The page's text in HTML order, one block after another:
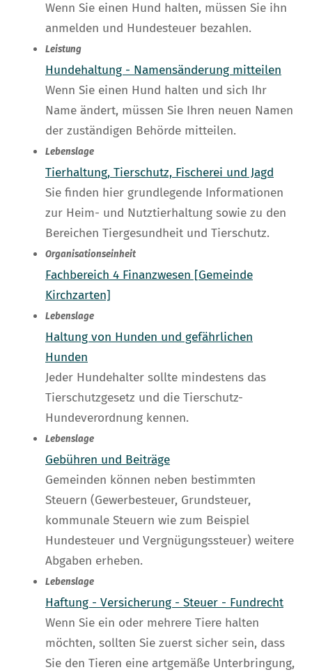
Wenn Sie einen Hund halten, müssen Sie ihn
anmelden und Hundesteuer bezahlen.
Leistung
Hundehaltung - Namensänderung mitteilen
Wenn Sie einen Hund halten und sich Ihr
Name ändert, müssen Sie Ihren neuen Namen
der zuständigen Behörde mitteilen.
Lebenslage
Tierhaltung, Tierschutz, Fischerei und Jagd
Sie finden hier grundlegende Informationen
zur Heim- und Nutztierhaltung sowie zu den
Bereichen Tiergesundheit und Tierschutz.
Organisationseinheit
Fachbereich 4 Finanzwesen [Gemeinde
Kirchzarten]
Lebenslage
Haltung von Hunden und gefährlichen
Hunden
Jeder Hundehalter sollte mindestens das
Tierschutzgesetz und die Tierschutz-
Hundeverordnung kennen.
Lebenslage
Gebühren und Beiträge
Gemeinden können neben bestimmten
Steuern (Gewerbesteuer, Grundsteuer,
kommunale Steuern wie zum Beispiel
Hundesteuer und Vergnügungssteuer) weitere
Abgaben erheben.
Lebenslage
Haftung - Versicherung - Steuer - Fundrecht
Wenn Sie ein oder mehrere Tiere halten
möchten, sollten Sie zuerst sicher sein, dass
Sie den Tieren eine artgemäße Unterbringung,